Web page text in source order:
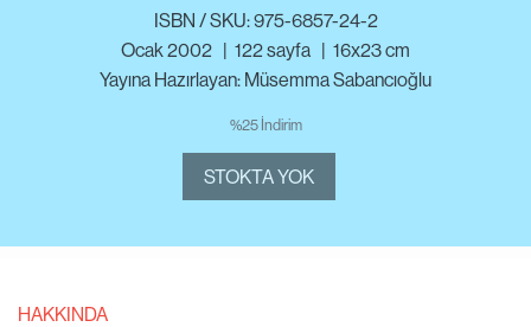
ISBN / SKU: 975-6857-24-2
Ocak 2002 | 122sayfa | 16x23 cm
Yayına Hazırlayan: Müsemma Sabancıoğlu
%25 İndirim
STOKTA YOK
HAKKINDA